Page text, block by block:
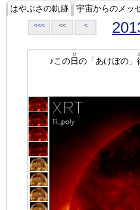
はやぶさの軌跡 宇宙からのメッ
<<< << <
♪この日
ひ
の「あけぼの」